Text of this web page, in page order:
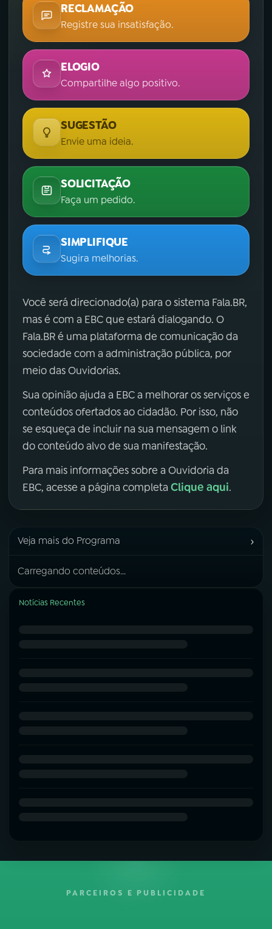
RECLAMAÇÃO
Registre sua insatisfação.
ELOGIO
Compartilhe algo positivo.
SUGESTÃO
Envie uma ideia.
SOLICITAÇÃO
Faça um pedido.
SIMPLIFIQUE
Sugira melhorias.
Você será direcionado(a) para o sistema Fala.BR,
mas é com a EBC que estará dialogando. O
Fala.BR é uma plataforma de comunicação da
sociedade com a administração pública, por
meio das Ouvidorias.
Sua opinião ajuda a EBC a melhorar os serviços e
conteúdos ofertados ao cidadão. Por isso, não
se esqueça de incluir na sua mensagem o link
do conteúdo alvo de sua manifestação.
Para mais informações sobre a Ouvidoria da
EBC, acesse a página completa Clique aqui.
Veja mais do Programa ›
Carregando conteúdos...
Notícias Recentes
PARCEIROS E PUBLICIDADE